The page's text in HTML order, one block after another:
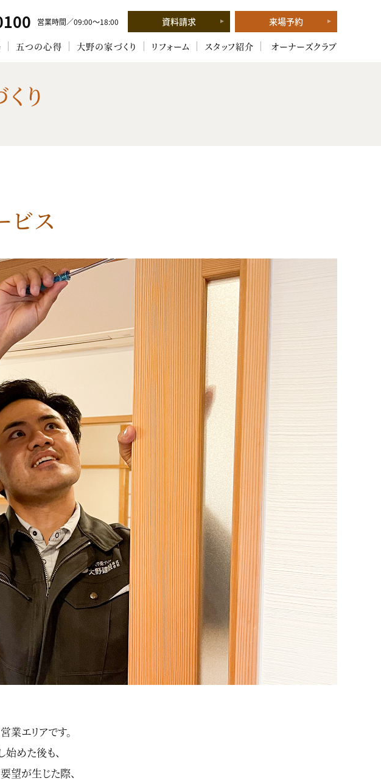
営業時間／09:00〜18:00 資料請求 来場予約
五つの心得 大野の家づくり リフォーム スタッフ紹介 オーナーズクラブ
り
ビス
業エリアです。
めた後も、
望が生じた際、